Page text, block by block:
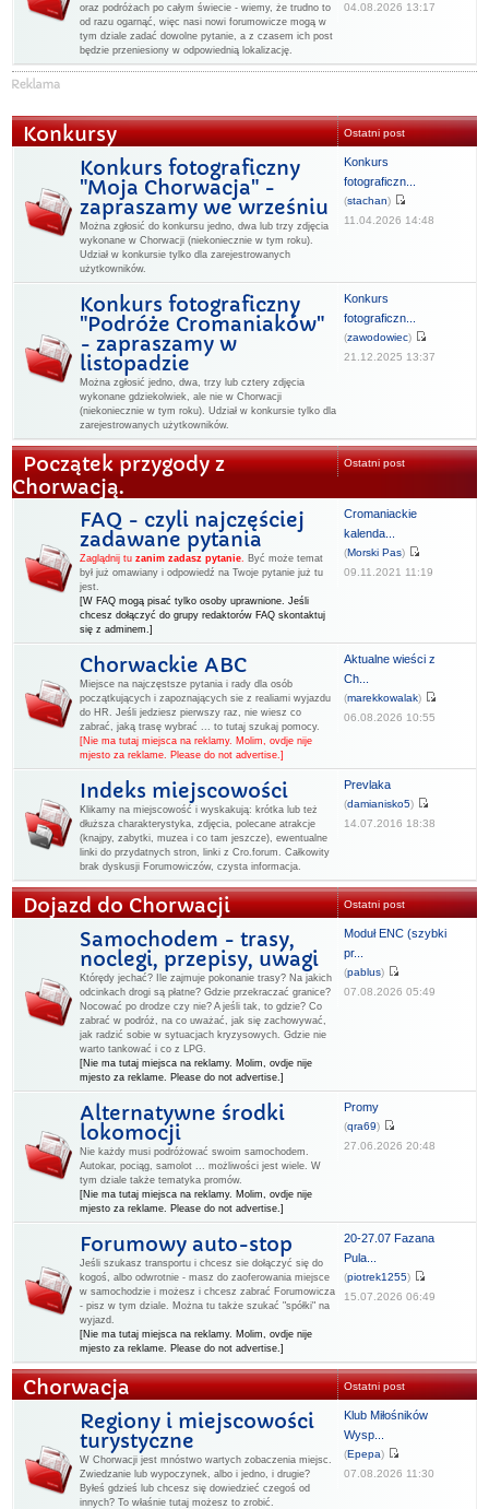
oraz podróżach po całym świecie - wiemy, że trudno to
od razu ogarnąć, więc nasi nowi forumowicze mogą w
tym dziale zadać dowolne pytanie, a z czasem ich post
będzie przeniesiony w odpowiednią lokalizację.
04.08.2026 13:17
Konkursy Ostatni post
Konkurs fotograficzny
"Moja Chorwacja" -
zapraszamy we wrześniu
Można zgłosić do konkursu jedno, dwa lub trzy zdjęcia
wykonane w Chorwacji (niekoniecznie w tym roku).
Udział w konkursie tylko dla zarejestrowanych
użytkowników.
Konkurs
fotograficzn...
(stachan)
11.04.2026 14:48
Konkurs fotograficzny
"Podróże Cromaniaków"
- zapraszamy w
listopadzie
Można zgłosić jedno, dwa, trzy lub cztery zdjęcia
wykonane gdziekolwiek, ale nie w Chorwacji
(niekoniecznie w tym roku). Udział w konkursie tylko dla
zarejestrowanych użytkowników.
Konkurs
fotograficzn...
(zawodowiec)
21.12.2025 13:37
Początek przygody z
Chorwacją.
Ostatni post
FAQ - czyli najczęściej
zadawane pytania
Zaglądnij tu zanim zadasz pytanie. Być może temat
był już omawiany i odpowiedź na Twoje pytanie już tu
jest.
[W FAQ mogą pisać tylko osoby uprawnione. Jeśli
chcesz dołączyć do grupy redaktorów FAQ skontaktuj
się z adminem.]
Cromaniackie
kalenda...
(Morski Pas)
09.11.2021 11:19
Chorwackie ABC
Miejsce na najczęstsze pytania i rady dla osób
początkujących i zapoznających sie z realiami wyjazdu
do HR. Jeśli jedziesz pierwszy raz, nie wiesz co
zabrać, jaką trasę wybrać ... to tutaj szukaj pomocy.
[Nie ma tutaj miejsca na reklamy. Molim, ovdje nije
mjesto za reklame. Please do not advertise.]
Aktualne wieści z
Ch...
(marekkowalak)
06.08.2026 10:55
Indeks miejscowości
Klikamy na miejscowość i wyskakują: krótka lub też
dłuższa charakterystyka, zdjęcia, polecane atrakcje
(knajpy, zabytki, muzea i co tam jeszcze), ewentualne
linki do przydatnych stron, linki z Cro.forum. Całkowity
brak dyskusji Forumowiczów, czysta informacja.
Prevlaka
(damianisko5)
14.07.2016 18:38
Dojazd do Chorwacji Ostatni post
Samochodem - trasy,
noclegi, przepisy, uwagi
Którędy jechać? Ile zajmuje pokonanie trasy? Na jakich
odcinkach drogi są płatne? Gdzie przekraczać granice?
Nocować po drodze czy nie? A jeśli tak, to gdzie? Co
zabrać w podróż, na co uważać, jak się zachowywać,
jak radzić sobie w sytuacjach kryzysowych. Gdzie nie
warto tankować i co z LPG.
[Nie ma tutaj miejsca na reklamy. Molim, ovdje nije
mjesto za reklame. Please do not advertise.]
Moduł ENC (szybki
pr...
(pablus)
07.08.2026 05:49
Alternatywne środki
lokomocji
Nie każdy musi podróżować swoim samochodem.
Autokar, pociąg, samolot ... możliwości jest wiele. W
tym dziale także tematyka promów.
[Nie ma tutaj miejsca na reklamy. Molim, ovdje nije
mjesto za reklame. Please do not advertise.]
Promy
(qra69)
27.06.2026 20:48
Forumowy auto-stop
Jeśli szukasz transportu i chcesz sie dołączyć się do
kogoś, albo odwrotnie - masz do zaoferowania miejsce
w samochodzie i możesz i chcesz zabrać Forumowicza
- pisz w tym dziale. Można tu także szukać "spółki" na
wyjazd.
[Nie ma tutaj miejsca na reklamy. Molim, ovdje nije
mjesto za reklame. Please do not advertise.]
20-27.07 Fazana
Pula...
(piotrek1255)
15.07.2026 06:49
Chorwacja Ostatni post
Regiony i miejscowości
turystyczne
W Chorwacji jest mnóstwo wartych zobaczenia miejsc.
Zwiedzanie lub wypoczynek, albo i jedno, i drugie?
Byłeś gdzieś lub chcesz się dowiedzieć czegoś od
innych? To właśnie tutaj możesz to zrobić.
Klub Miłośników
Wysp...
(Epepa)
07.08.2026 11:30